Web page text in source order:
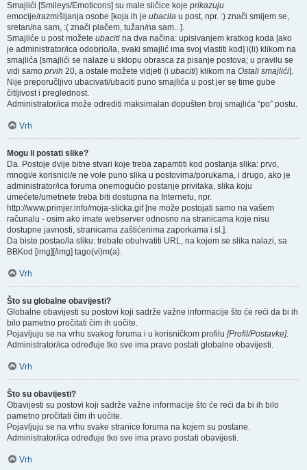
Smajlići [Smileys/Emoticons] su male sličice koje prikazuju
emocije/razmišljanja osobe [koja ih je ubacila u post, npr. :) znači smijem se,
sretan/na sam, :( znači plačem, tužan/na sam...].
Smajliće u post možete ubaciti na dva načina: upisivanjem kratkog koda [ako
je administrator/ica odobrio/la, svaki smajlić ima svoj vlastiti kod] i(li) klikom na
smajlića [smajlići se nalaze u sklopu obrasca za pisanje postova; u pravilu se
vidi samo prvih 20, a ostale možete vidjeti (i ubaciti) klikom na Ostali smajlići].
Nije preporučljivo ubacivati/ubaciti puno smajlića u post jer se time gube
čitljivost i preglednost.
Administrator/ica može odrediti maksimalan dopušten broj smajlića “po” postu.
Vrh
Mogu li postati slike?
Da. Postoje dvije bitne stvari koje treba zapamtiti kod postanja slika: prvo,
mnogi/e korisnici/e ne vole puno slika u postovima/porukama, i drugo, ako je
administrator/ica foruma onemogućio postanje privitaka, slika koju
umećete/umetnete treba biti dostupna na Internetu, npr.
http://www.primjer.info/moja-slicka.gif [ne može postojati samo na vašem
računalu - osim ako imate webserver odnosno na stranicama koje nisu
dostupne javnosti, stranicama zaštićenima zaporkama i sl.].
Da biste postao/la sliku: trebate obuhvatiti URL, na kojem se slika nalazi, sa
BBKod [img][/img] tago(vi)m(a).
Vrh
Što su globalne obavijesti?
Globalne obavijesti su postovi koji sadrže važne informacije što će reći da bi ih
bilo pametno pročitati čim ih uočite.
Pojavljuju se na vrhu svakog foruma i u korisničkom profilu [Profil/Postavke].
Administrator/ica određuje tko sve ima pravo postati globalne obavijesti.
Vrh
Što su obavijesti?
Obavijesti su postovi koji sadrže važne informacije što će reći da bi ih bilo
pametno pročitati čim ih uočite.
Pojavljuju se na vrhu svake stranice foruma na kojem su postane.
Administrator/ica određuje tko sve ima pravo postati obavijesti.
Vrh